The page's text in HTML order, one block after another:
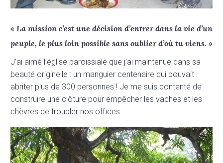
« La mission c’est une décision d’entrer dans la vie d’un
peuple, le plus loin possible sans oublier d’où tu viens. »
J’ai aimé l’église paroissiale que j’ai maintenue dans sa
beauté originelle : un manguier centenaire qui pouvait
abriter plus de 300 personnes ! Je me suis contenté de
construire une clôture pour empêcher les vaches et les
chèvres de troubler nos offices.